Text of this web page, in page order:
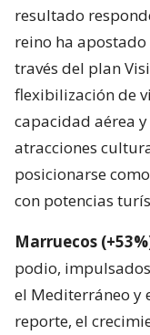
resultado
reino ha
través del plan
flexibilización de
capacidad aérea
atracciones
posicionarse
con potencias
Marruecos
podio,
el Mediterráneo y
reporte, el